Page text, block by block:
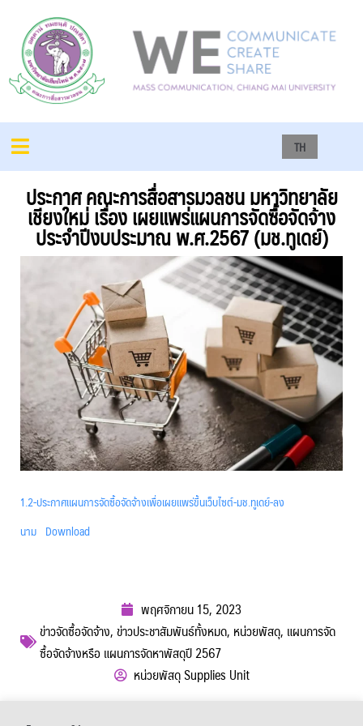
TH
ประกาศ คณะการสื่อสารมวลชน มหาวิทยาลัย
เชียงใหม่ เรื่อง เผยแพร่แผนการจัดซื้อจัดจ้าง
ประจำปีงบประมาณ พ.ศ.2567 (มช.ทูเดย์)
1.2-ประกาศแผนการจัดซื้อจัดจ้างเพื่อเผยแพร่ขึ้นเว็บไซต์-มช.ทูเดย์-ลง
นาม Download
พฤศจิกายน 15, 2023
ข่าวจัดซื้อจัดจ้าง,ข่าวประชาสัมพันธ์ทั้งหมด, หน่วยพัสดุ, แผนการจัด
ซื้อจัดจ้างหรือ แผนการจัดหาพัสดุปี 2567
หน่วยพัสดุ Supplies Unit